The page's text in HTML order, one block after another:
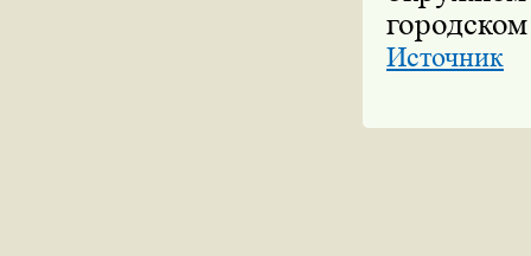
Источник